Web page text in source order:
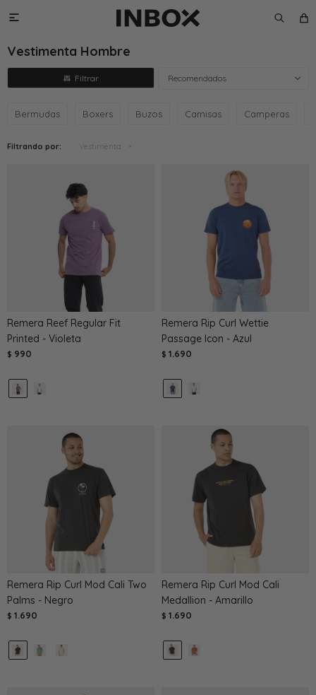

Vestimenta Hombre
Recomendados
Bermudas Boxers Buzos Camisas Camperas
Filtrando por: Vestimenta
Remera Reef Regular Fit
Printed - Violeta
$ 990
Remera Rip Curl Wettie
Passage Icon - Azul
$ 1.690
Remera Rip Curl Mod Cali Two
Palms - Negro
$ 1.690
Remera Rip Curl Mod Cali
Medallion - Amarillo
$ 1.690